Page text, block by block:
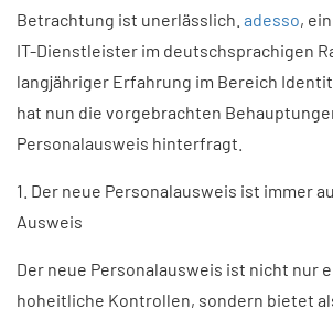
Betrachtung ist unerlässlich. adesso,
IT-Dienstleister im deutschsprachigen
langjähriger Erfahrung im Bereich
hat nun die vorgebrachten
Personalausweis hinterfragt.
1. Der neue Personalausweis ist immer
Ausweis
Der neue Personalausweis ist nicht nur
hoheitliche Kontrollen, sondern bietet